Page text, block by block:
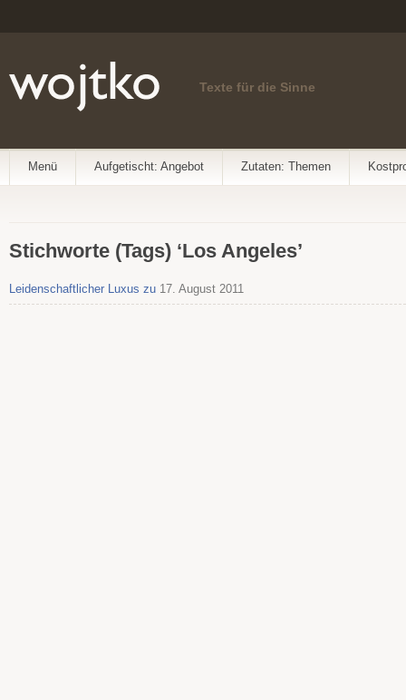
Texte für die Sinne
Menü Aufgetischt: Angebot Zutaten: Themen
Stichworte (Tags) ‘Los Angeles’
Leidenschaftlicher Luxus zu 17. August 2011